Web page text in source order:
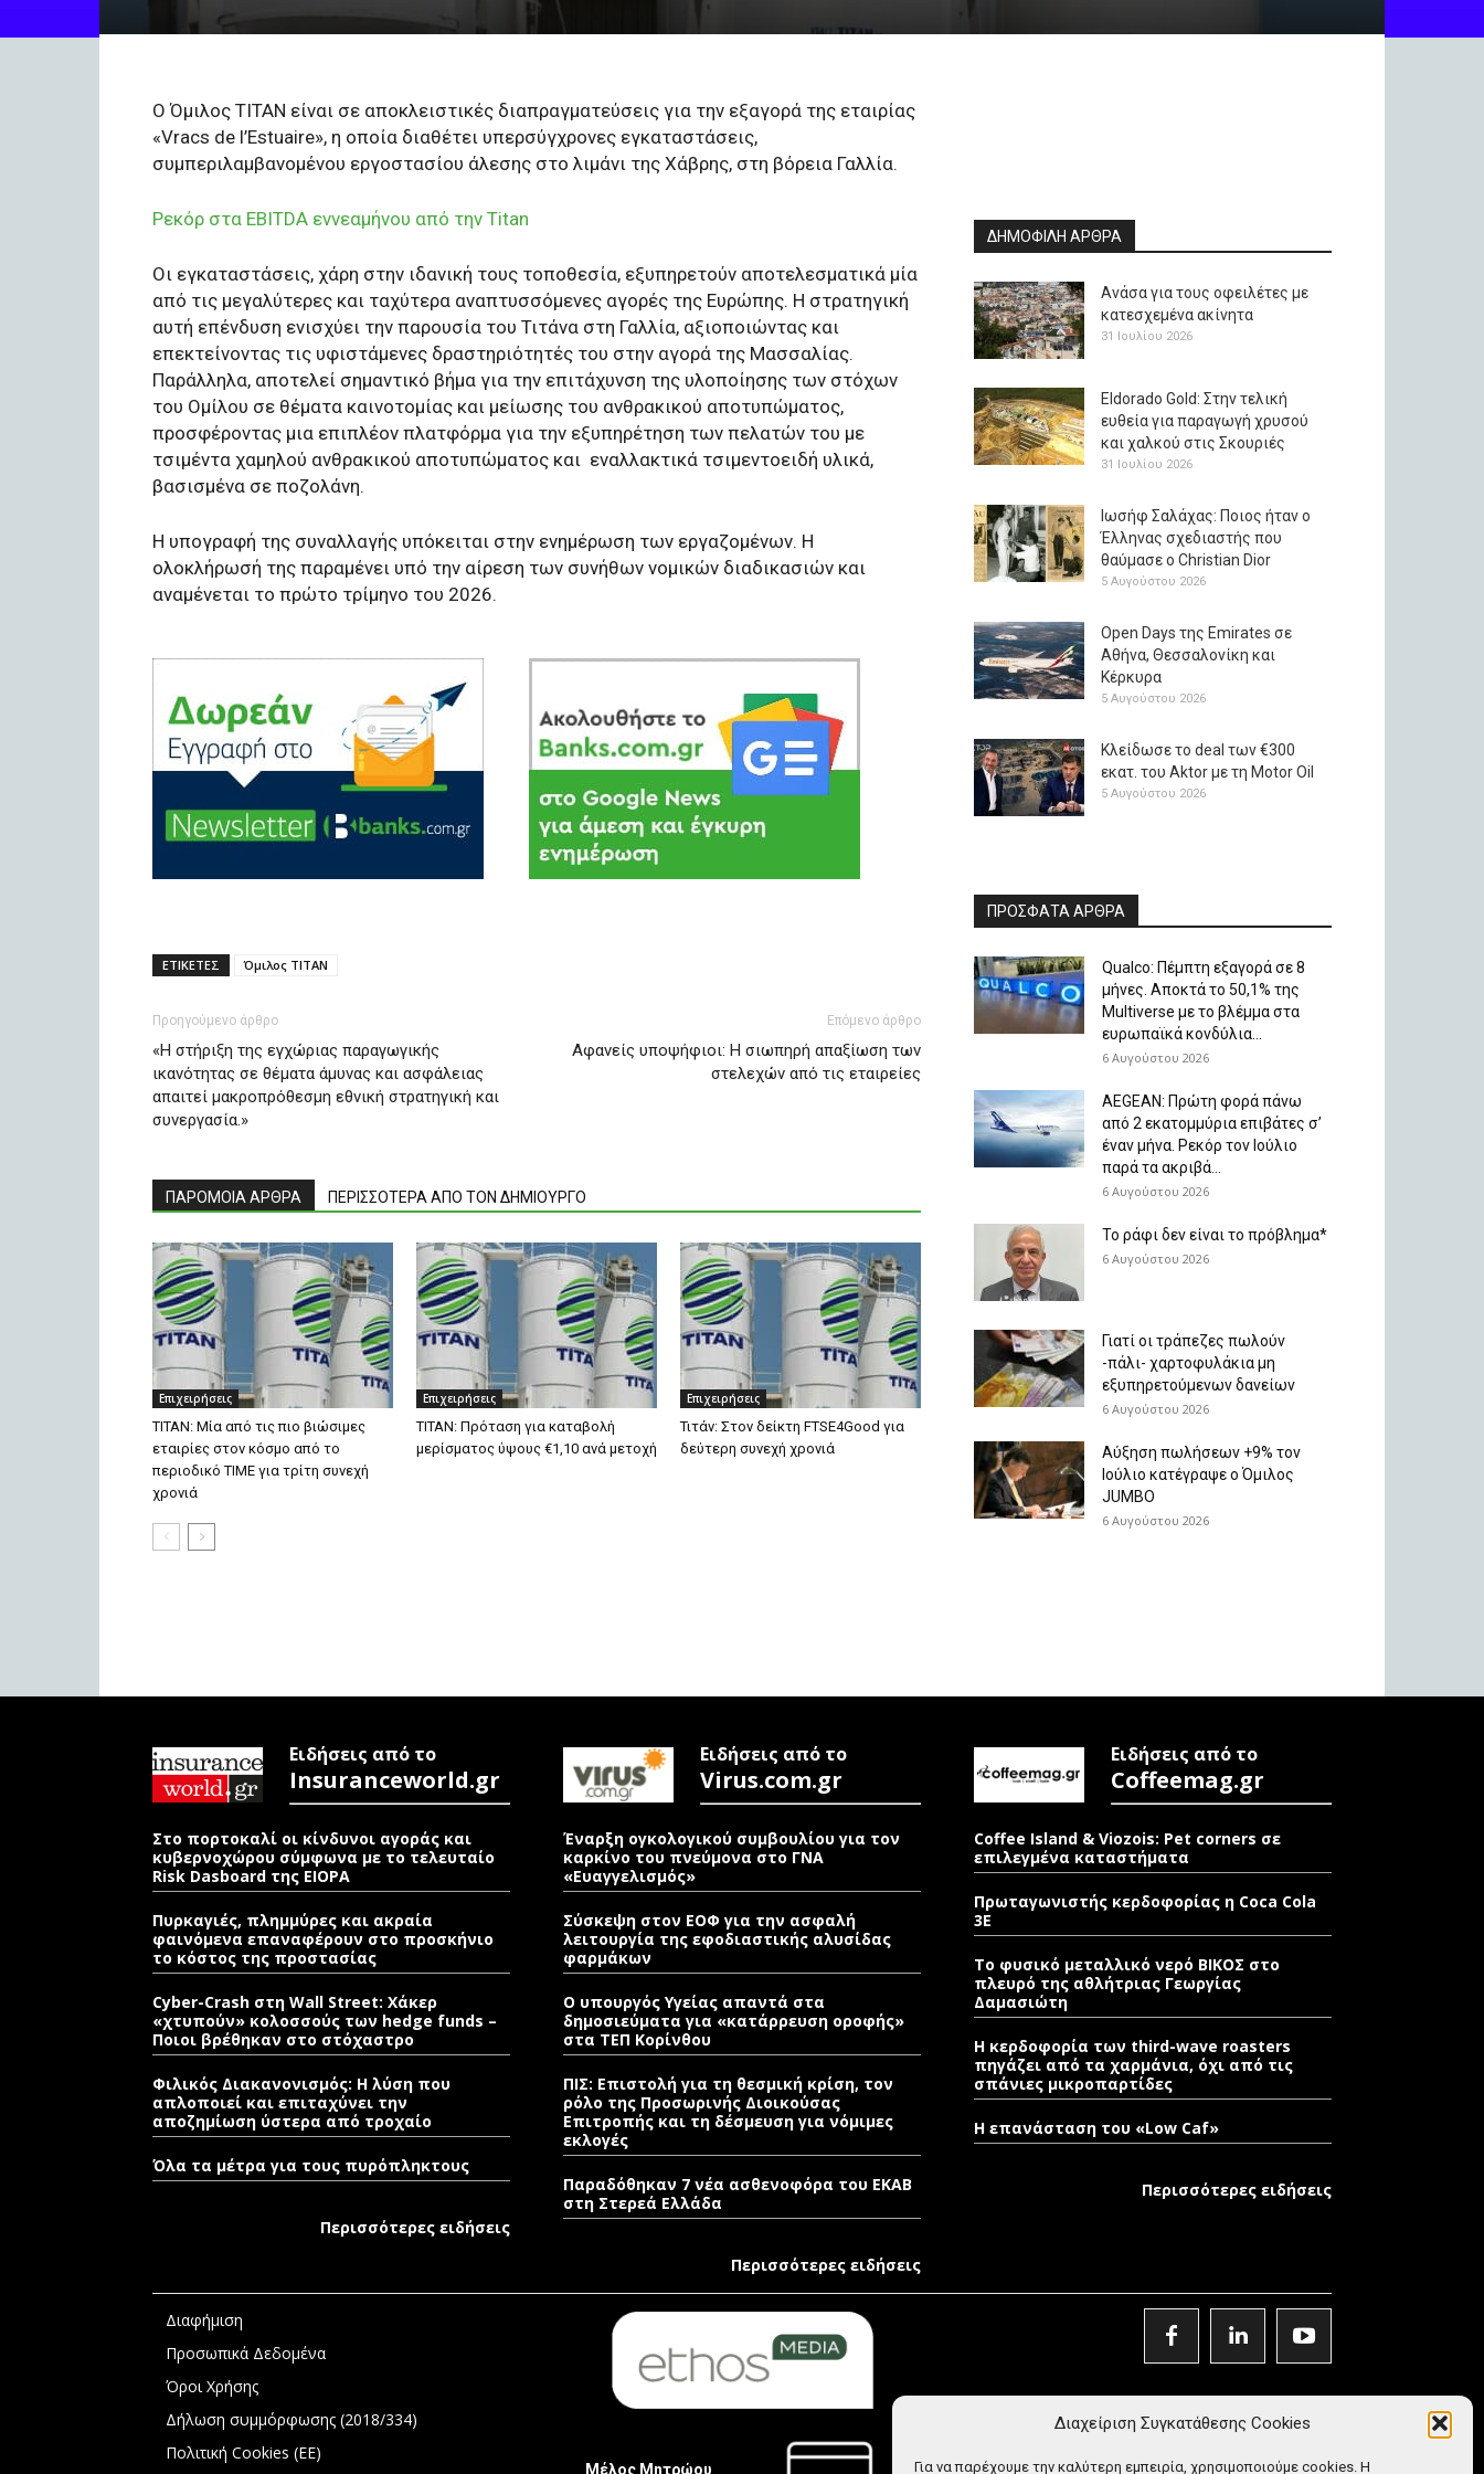
Διαχείριση Συγκατάθεσης Cookies
Για να παρέχουμε την καλύτερη εμπειρία, χρησιμοποιούμε cookies. Η
Ο Όμιλος TITAN είναι σε αποκλειστικές διαπραγματεύσεις για την εξαγορά της εταιρίας
«Vracs de l’Estuaire», η οποία διαθέτει υπερσύγχρονες εγκαταστάσεις,
συμπεριλαμβανομένου εργοστασίου άλεσης στο λιμάνι της Χάβρης, στη βόρεια Γαλλία.
Ρεκόρ στα EBITDA εννεαμήνου από την Titan
Οι εγκαταστάσεις, χάρη στην ιδανική τους τοποθεσία, εξυπηρετούν αποτελεσματικά μία
από τις μεγαλύτερες και ταχύτερα αναπτυσσόμενες αγορές της Ευρώπης. Η στρατηγική
αυτή επένδυση ενισχύει την παρουσία του Τιτάνα στη Γαλλία, αξιοποιώντας και
επεκτείνοντας τις υφιστάμενες δραστηριότητές του στην αγορά της Μασσαλίας.
Παράλληλα, αποτελεί σημαντικό βήμα για την επιτάχυνση της υλοποίησης των στόχων
του Ομίλου σε θέματα καινοτομίας και μείωσης του ανθρακικού αποτυπώματος,
προσφέροντας μια επιπλέον πλατφόρμα για την εξυπηρέτηση των πελατών του με
τσιμέντα χαμηλού ανθρακικού αποτυπώματος και εναλλακτικά τσιμεντοειδή υλικά,
βασισμένα σε ποζολάνη.
Η υπογραφή της συναλλαγής υπόκειται στην ενημέρωση των εργαζομένων. Η
ολοκλήρωσή της παραμένει υπό την αίρεση των συνήθων νομικών διαδικασιών και
αναμένεται το πρώτο τρίμηνο του 2026.
ΕΤΙΚΕΤΕΣ Όμιλος ΤΙΤΑΝ
Προηγούμενο άρθρο
«Η στήριξη της εγχώριας παραγωγικής
ικανότητας σε θέματα άμυνας και ασφάλειας
απαιτεί μακροπρόθεσμη εθνική στρατηγική και
συνεργασία.»
Επόμενο άρθρο
Aφανείς υποψήφιοι: Η σιωπηρή απαξίωση των
στελεχών από τις εταιρείες
ΠΑΡΟΜΟΙΑ ΑΡΘΡΑ ΠΕΡΙΣΣΟΤΕΡΑ ΑΠΟ ΤΟΝ ΔΗΜΙΟΥΡΓΟ
Επιχειρήσεις
ΤΙΤΑΝ: Μία από τις πιο βιώσιμες
εταιρίες στον κόσμο από το
περιοδικό TIME για τρίτη συνεχή
χρονιά
Επιχειρήσεις
ΤΙΤΑΝ: Πρόταση για καταβολή
μερίσματος ύψους €1,10 ανά μετοχή
Επιχειρήσεις
Τιτάν: Στον δείκτη FTSE4Good για
δεύτερη συνεχή χρονιά
ΔΗΜΟΦΙΛΗ ΑΡΘΡΑ
Ανάσα για τους οφειλέτες με
κατεσχεμένα ακίνητα
31 Ιουλίου 2026
Eldorado Gold: Στην τελική
ευθεία για παραγωγή χρυσού
και χαλκού στις Σκουριές
31 Ιουλίου 2026
Ιωσήφ Σαλάχας: Ποιος ήταν ο
Έλληνας σχεδιαστής που
θαύμασε ο Christian Dior
5 Αυγούστου 2026
Open Days της Emirates σε
Αθήνα, Θεσσαλονίκη και
Κέρκυρα
5 Αυγούστου 2026
Κλείδωσε το deal των €300
εκατ. του Aktor με τη Μotor Oil
5 Αυγούστου 2026
ΠΡΟΣΦΑΤΑ ΑΡΘΡΑ
Qualco: Πέμπτη εξαγορά σε 8
μήνες. Aποκτά το 50,1% της
Multiverse με το βλέμμα στα
ευρωπαϊκά κονδύλια...
6 Αυγούστου 2026
AEGEAN: Πρώτη φορά πάνω
από 2 εκατομμύρια επιβάτες σ’
έναν μήνα. Ρεκόρ τον Ιούλιο
παρά τα ακριβά...
6 Αυγούστου 2026
Το ράφι δεν είναι το πρόβλημα*
6 Αυγούστου 2026
Γιατί οι τράπεζες πωλούν
-πάλι- χαρτοφυλάκια μη
εξυπηρετούμενων δανείων
6 Αυγούστου 2026
Aύξηση πωλήσεων +9% τον
Ιούλιο κατέγραψε ο Όμιλος
JUMBO
6 Αυγούστου 2026
Ειδήσεις από το
Insuranceworld.gr
Στο πορτοκαλί οι κίνδυνοι αγοράς και
κυβερνοχώρου σύμφωνα με το τελευταίο
Risk Dasboard της EIOPA
Πυρκαγιές, πλημμύρες και ακραία
φαινόμενα επαναφέρουν στο προσκήνιο
το κόστος της προστασίας
Cyber-Crash στη Wall Street: Χάκερ
«χτυπούν» κολοσσούς των hedge funds –
Ποιοι βρέθηκαν στο στόχαστρο
Φιλικός Διακανονισμός: Η λύση που
απλοποιεί και επιταχύνει την
αποζημίωση ύστερα από τροχαίο
Όλα τα μέτρα για τους πυρόπληκτους
Περισσότερες ειδήσεις
Ειδήσεις από το
Virus.com.gr
Έναρξη ογκολογικού συμβουλίου για τον
καρκίνο του πνεύμονα στο ΓΝΑ
«Ευαγγελισμός»
Σύσκεψη στον ΕΟΦ για την ασφαλή
λειτουργία της εφοδιαστικής αλυσίδας
φαρμάκων
Ο υπουργός Υγείας απαντά στα
δημοσιεύματα για «κατάρρευση οροφής»
στα ΤΕΠ Κορίνθου
ΠΙΣ: Επιστολή για τη θεσμική κρίση, τον
ρόλο της Προσωρινής Διοικούσας
Επιτροπής και τη δέσμευση για νόμιμες
εκλογές
Παραδόθηκαν 7 νέα ασθενοφόρα του ΕΚΑΒ
στη Στερεά Ελλάδα
Περισσότερες ειδήσεις
Ειδήσεις από το
Coffeemag.gr
Coffee Island & Viozois: Pet corners σε
επιλεγμένα καταστήματα
Πρωταγωνιστής κερδοφορίας η Coca Cola
3E
Το φυσικό μεταλλικό νερό ΒΙΚΟΣ στο
πλευρό της αθλήτριας Γεωργίας
Δαμασιώτη
Η κερδοφορία των third-wave roasters
πηγάζει από τα χαρμάνια, όχι από τις
σπάνιες μικροπαρτίδες
Η επανάσταση του «Low Caf»
Περισσότερες ειδήσεις
Διαφήμιση
Προσωπικά Δεδομένα
Όροι Χρήσης
Δήλωση συμμόρφωσης (2018/334)
Πολιτική Cookies (ΕΕ)
Μέλος Μητρώου